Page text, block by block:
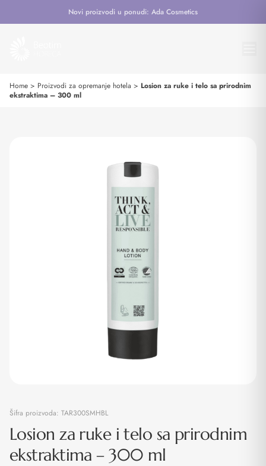
Novi proizvodi u ponudi: Ada Cosmetics
Home > Proizvodi za opremanje hotela > Losion za ruke i telo sa prirodnim
ekstraktima – 300 ml
Šifra proizvoda: TAR300SMHBL
Losion za ruke i telo sa prirodnim
ekstraktima – 300 ml